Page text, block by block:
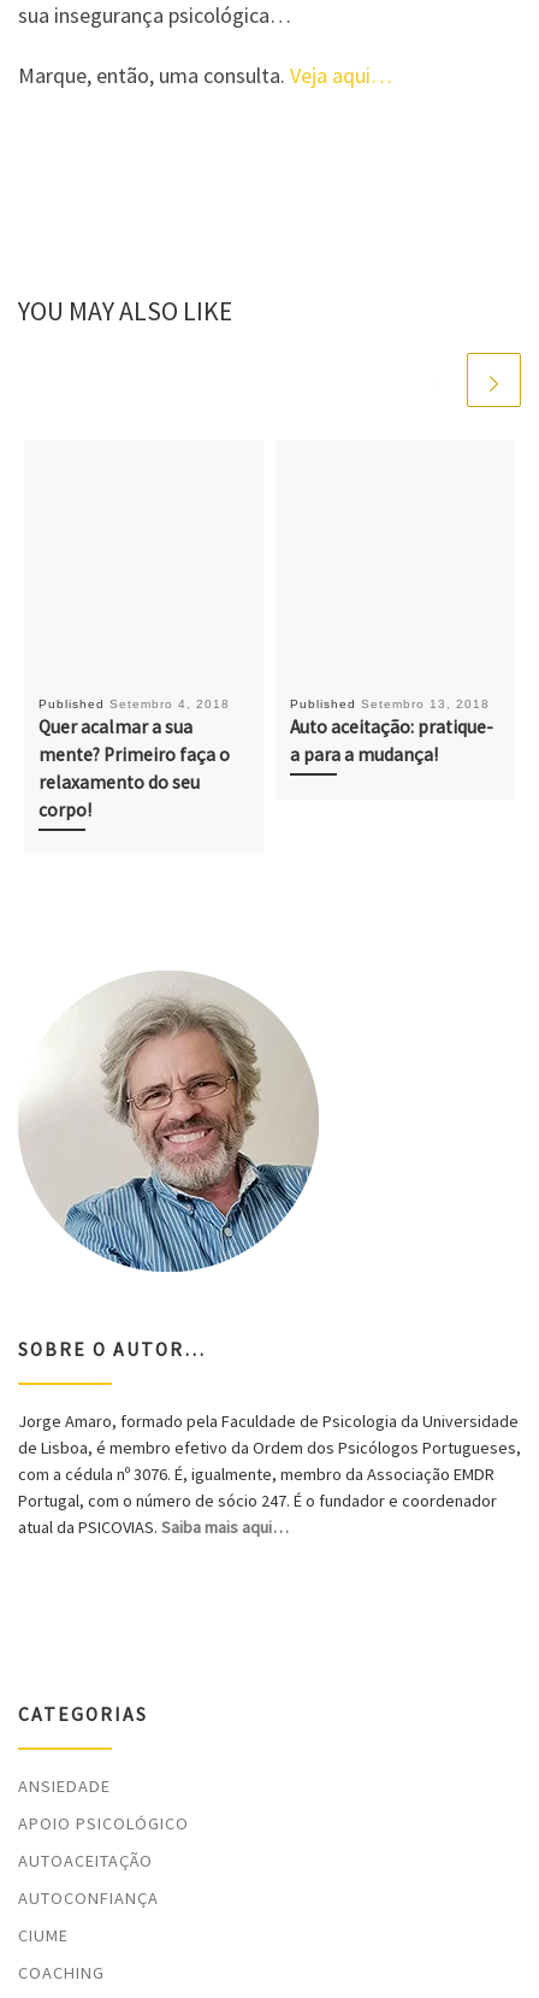
sua insegurança psicológica…
Marque, então, uma consulta. Veja aqui…
YOU MAY ALSO LIKE
Published Setembro 4, 2018
Quer acalmar a sua
mente? Primeiro faça o
relaxamento do seu
corpo!
Published Setembro 13, 2018
Auto aceitação: pratique-
a para a mudança!
SOBRE O AUTOR…
Jorge Amaro, formado pela Faculdade de Psicologia da Universidade
de Lisboa, é membro efetivo da Ordem dos Psicólogos Portugueses,
com a cédula nº 3076. É, igualmente, membro da Associação EMDR
Portugal, com o número de sócio 247. É o fundador e coordenador
atual da PSICOVIAS. Saiba mais aqui…
CATEGORIAS
ANSIEDADE
APOIO PSICOLÓGICO
AUTOACEITAÇÃO
AUTOCONFIANÇA
CIUME
COACHING